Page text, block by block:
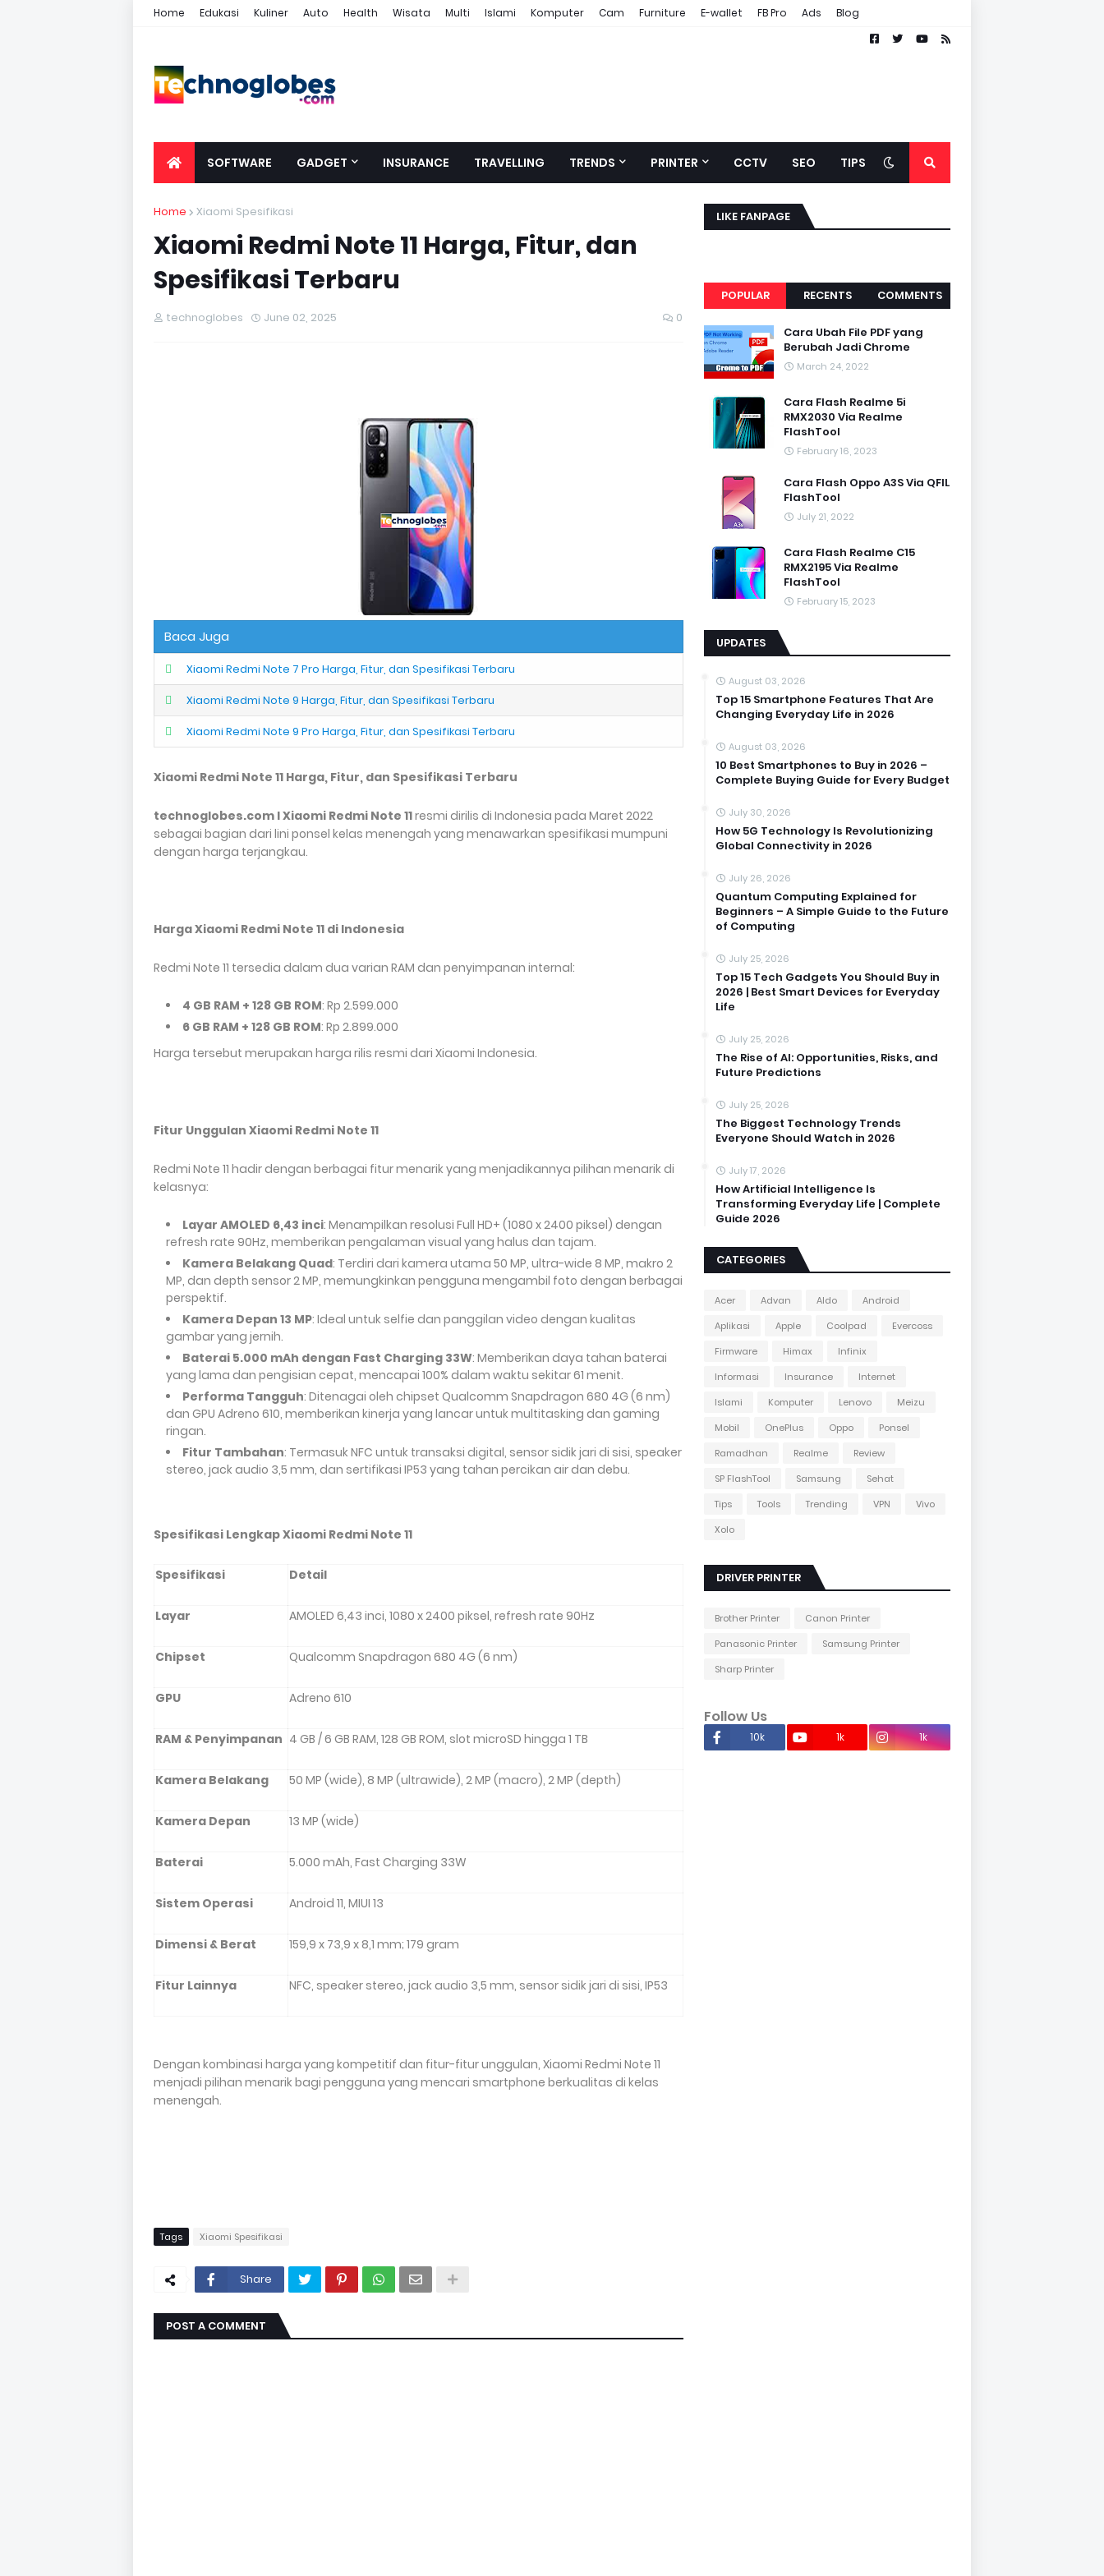
Home Edukasi Kuliner Auto Health Wisata Multi Islami Komputer Cam Furniture E-wallet FB Pro Ads Blog
SOFTWARE GADGET INSURANCE TRAVELLING TRENDS PRINTER CCTV SEO TIPS
Home Xiaomi Spesifikasi
Xiaomi Redmi Note 11 Harga, Fitur, dan
Spesifikasi Terbaru
technoglobes June 02, 2025 0
Baca Juga
Xiaomi Redmi Note 7 Pro Harga, Fitur, dan Spesifikasi Terbaru
Xiaomi Redmi Note 9 Harga, Fitur, dan Spesifikasi Terbaru
Xiaomi Redmi Note 9 Pro Harga, Fitur, dan Spesifikasi Terbaru
Xiaomi Redmi Note 11 Harga, Fitur, dan Spesifikasi Terbaru
technoglobes.com IXiaomi Redmi Note 11resmi dirilis di Indonesia pada Maret 2022
sebagai bagian dari lini ponsel kelas menengah yang menawarkan spesifikasi mumpuni
dengan harga terjangkau.
Harga Xiaomi Redmi Note 11 di Indonesia
Redmi Note 11 tersedia dalam dua varian RAM dan penyimpanan internal:
4 GB RAM + 128 GB ROM: Rp 2.599.000
6 GB RAM + 128 GB ROM: Rp 2.899.000
Harga tersebut merupakan harga rilis resmi dari Xiaomi Indonesia.
Fitur Unggulan Xiaomi Redmi Note 11
Redmi Note 11 hadir dengan berbagai fitur menarik yang menjadikannya pilihan menarik di
kelasnya:
Layar AMOLED 6,43 inci: Menampilkan resolusi Full HD+ (1080 x 2400 piksel) dengan
refresh rate 90Hz, memberikan pengalaman visual yang halus dan tajam.
Kamera Belakang Quad: Terdiri dari kamera utama 50 MP, ultra-wide 8 MP, makro 2
MP, dan depth sensor 2 MP, memungkinkan pengguna mengambil foto dengan berbagai
perspektif.
Kamera Depan 13 MP: Ideal untuk selfie dan panggilan video dengan kualitas
gambar yang jernih.
Baterai 5.000 mAh dengan Fast Charging 33W: Memberikan daya tahan baterai
yang lama dan pengisian cepat, mencapai 100% dalam waktu sekitar 61 menit.
Performa Tangguh: Ditenagai oleh chipset Qualcomm Snapdragon 680 4G (6 nm)
dan GPU Adreno 610, memberikan kinerja yang lancar untuk multitasking dan gaming
ringan.
Fitur Tambahan: Termasuk NFC untuk transaksi digital, sensor sidik jari di sisi, speaker
stereo, jack audio 3,5 mm, dan sertifikasi IP53 yang tahan percikan air dan debu.
Spesifikasi Lengkap Xiaomi Redmi Note 11
Spesifikasi Detail
Layar AMOLED 6,43 inci, 1080 x 2400 piksel, refresh rate 90Hz
Chipset Qualcomm Snapdragon 680 4G (6 nm)
GPU Adreno 610
RAM & Penyimpanan 4 GB / 6 GB RAM, 128 GB ROM, slot microSD hingga 1 TB
Kamera Belakang 50 MP (wide), 8 MP (ultrawide), 2 MP (macro), 2 MP (depth)
Kamera Depan 13 MP (wide)
Baterai 5.000 mAh, Fast Charging 33W
Sistem Operasi Android 11, MIUI 13
Dimensi & Berat 159,9 x 73,9 x 8,1 mm; 179 gram
Fitur Lainnya NFC, speaker stereo, jack audio 3,5 mm, sensor sidik jari di sisi, IP53
Dengan kombinasi harga yang kompetitif dan fitur-fitur unggulan, Xiaomi Redmi Note 11
menjadi pilihan menarik bagi pengguna yang mencari smartphone berkualitas di kelas
menengah.
Tags Xiaomi Spesifikasi
Share
POST A COMMENT
LIKE FANPAGE
POPULAR RECENTS COMMENTS
Cara Ubah File PDF yang
Berubah Jadi Chrome
March 24, 2022
Cara Flash Realme 5i
RMX2030 Via Realme
FlashTool
February 16, 2023
Cara Flash Oppo A3S Via QFIL
FlashTool
July 21, 2022
Cara Flash Realme C15
RMX2195 Via Realme
FlashTool
February 15, 2023
UPDATES
August 03, 2026
Top 15 Smartphone Features That Are
Changing Everyday Life in 2026
August 03, 2026
10 Best Smartphones to Buy in 2026 –
Complete Buying Guide for Every Budget
July 30, 2026
How 5G Technology Is Revolutionizing
Global Connectivity in 2026
July 26, 2026
Quantum Computing Explained for
Beginners – A Simple Guide to the Future
of Computing
July 25, 2026
Top 15 Tech Gadgets You Should Buy in
2026 | Best Smart Devices for Everyday
Life
July 25, 2026
The Rise of AI: Opportunities, Risks, and
Future Predictions
July 25, 2026
The Biggest Technology Trends
Everyone Should Watch in 2026
July 17, 2026
How Artificial Intelligence Is
Transforming Everyday Life | Complete
Guide 2026
CATEGORIES
Acer Advan Aldo
Android
Aplikasi
Apple Coolpad
Evercoss
Firmware
Himax
Infinix
Informasi
Insurance
Internet
Islami
Komputer Lenovo
Meizu
Mobil
OnePlus Oppo
Ponsel
Ramadhan
Realme
Review
SP FlashTool
Samsung
Sehat
Tips
Tools Trending VPN
Vivo
Xolo
DRIVER PRINTER
Brother Printer
Canon Printer
Panasonic Printer
Samsung Printer
Sharp Printer
Follow Us
10k 1k 1k